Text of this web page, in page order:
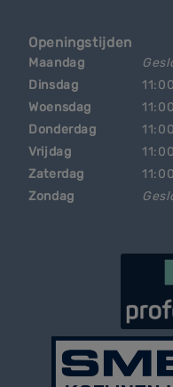
Openingstijden
Maandag
Dinsdag
Woensdag
Donderdag
Vrijdag
Zaterdag
Zondag